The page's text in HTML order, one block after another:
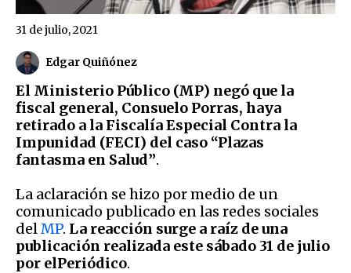
Edgar Quiñónez
31 de julio, 2021
El Ministerio Público (MP) negó que la
fiscal general, Consuelo Porras, haya
retirado a la Fiscalía Especial Contra la
Impunidad (FECI) del caso “Plazas
fantasma en Salud”.
La aclaración se hizo por medio de un
comunicado publicado en las redes sociales
delMP. La reacción surge a raíz de una
publicación realizada este sábado 31 de julio
por elPeriódico.